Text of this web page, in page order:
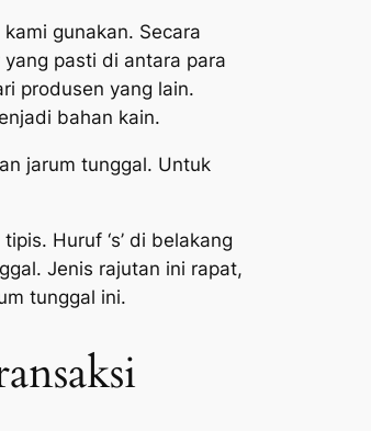
gunakan. Secara
pasti di antara para
produsen yang lain.
bahan kain.
jarum tunggal. Untuk
Huruf ‘s’ di belakang
Jenis rajutan ini rapat,
tunggal ini.